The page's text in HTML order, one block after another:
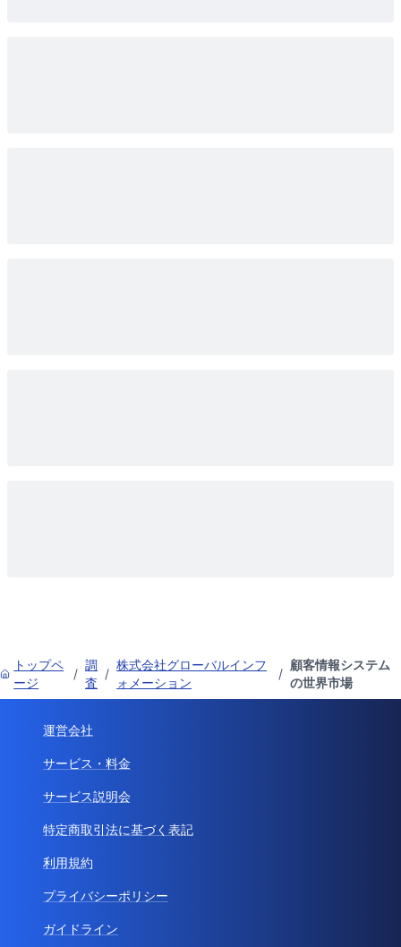
トップペ
ージ
/
調
査
/
株式会社グローバルインフ
ォメーション
/
顧客情報システム
の世界市場
運営会社
サービス・料金
サービス説明会
特定商取引法に基づく表記
利用規約
プライバシーポリシー
ガイドライン